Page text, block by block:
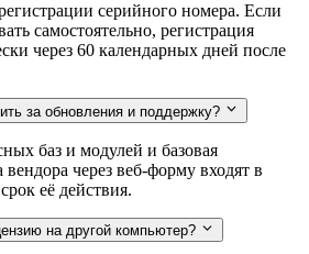
серийного номера. Если
самостоятельно, регистрация
через 60 календарных дней после
за обновления и поддержку?
баз и модулей и базовая
через веб-форму входят в
её действия.
на другой компьютер?